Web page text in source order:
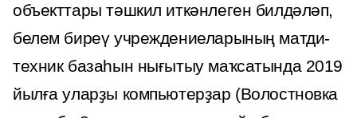
объекттары тәшкил иткәнлеген билдәләп,
белем биреү учреждениеларының матди-
техник базаһын нығытыу маҡсатында 2019
йылға уларҙы компьютерҙар (Волостновка